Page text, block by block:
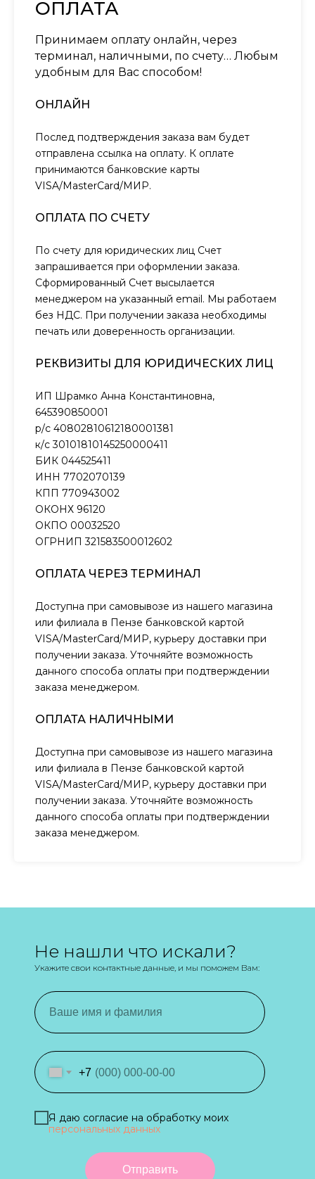
ОПЛАТА
Принимаем оплату онлайн, через
терминал, наличными, по счету… Любым
удобным для Вас способом!
ОНЛАЙН
Послед подтверждения заказа вам будет
отправлена ссылка на оплату. К оплате
принимаются банковские карты
VISA/MasterCard/МИР.
ОПЛАТА ПО СЧЕТУ
По счету для юридических лиц Счет
запрашивается при оформлении заказа.
Сформированный Счет высылается
менеджером на указанный email. Мы работаем
без НДС. При получении заказа необходимы
печать или доверенность организации.
РЕКВИЗИТЫ ДЛЯ ЮРИДИЧЕСКИХ ЛИЦ
ИП Шрамко Анна Константиновна,
645390850001
р/с 40802810612180001381
к/с 30101810145250000411
БИК 044525411
ИНН 7702070139
КПП 770943002
ОКОНХ 96120
ОКПО 00032520
ОГРНИП 321583500012602
ОПЛАТА ЧЕРЕЗ ТЕРМИНАЛ
Доступна при самовывозе из нашего магазина
или филиала в Пензе банковской картой
VISA/MasterCard/МИР, курьеру доставки при
получении заказа. Уточняйте возможность
данного способа оплаты при подтверждении
заказа менеджером.
ОПЛАТА НАЛИЧНЫМИ
Доступна при самовывозе из нашего магазина
или филиала в Пензе банковской картой
VISA/MasterCard/МИР, курьеру доставки при
получении заказа. Уточняйте возможность
данного способа оплаты при подтверждении
заказа менеджером.
+7
Я даю согласие на обработку моих
персональных данных
Отправить
Не нашли что искали?
Укажите свои контактные данные, и мы поможем Вам: